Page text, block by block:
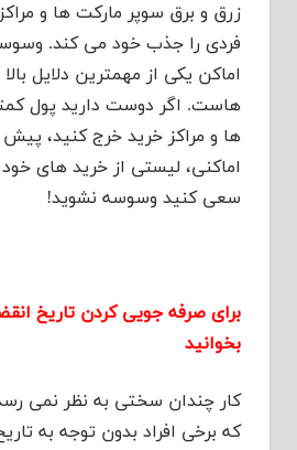
زرق و برق سوپر مارکت ها و
فردی را جذب خود می کند.
اماکن یکی از مهمترین دلایل
هاست. اگر دوست دارید پول
ها و مراکز خرید خرج کنید،
اماکنی، لیستی از خرید های خود
سعی کنید وسوسه نشوید!
برای صرفه جویی کردن تاریخ
بخوانید
کار چندان سختی به نظر نمی
که برخی افراد بدون توجه به